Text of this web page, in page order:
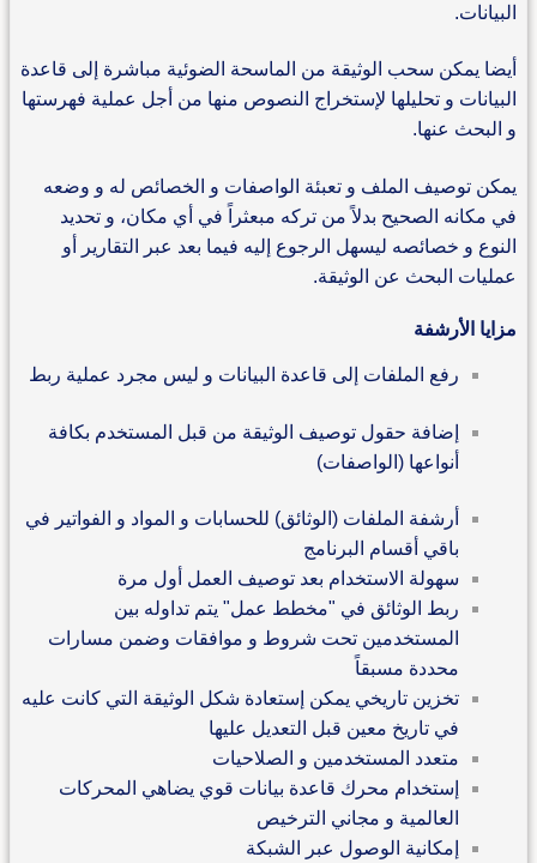
البيانات.
أيضا يمكن سحب الوثيقة من الماسحة الضوئية مباشرة إلى قاعدة
البيانات و تحليلها لإستخراج النصوص منها من أجل عملية فهرستها
و البحث عنها.
يمكن توصيف الملف و تعبئة الواصفات و الخصائص له و وضعه
في مكانه الصحيح بدلاً من تركه مبعثراً في أي مكان، و تحديد
النوع و خصائصه ليسهل الرجوع إليه فيما بعد عبر التقارير أو
عمليات البحث عن الوثيقة.
مزايا الأرشفة
رفع الملفات إلى قاعدة البيانات و ليس مجرد عملية ربط
إضافة حقول توصيف الوثيقة من قبل المستخدم بكافة
أنواعها (الواصفات)
أرشفة الملفات (الوثائق) للحسابات و المواد و الفواتير في
باقي أقسام البرنامج
سهولة الاستخدام بعد توصيف العمل أول مرة
ربط الوثائق في "مخطط عمل" يتم تداوله بين
المستخدمين تحت شروط و موافقات وضمن مسارات
محددة مسبقاً
تخزين تاريخي يمكن إستعادة شكل الوثيقة التي كانت عليه
في تاريخ معين قبل التعديل عليها
متعدد المستخدمين و الصلاحيات
إستخدام محرك قاعدة بيانات قوي يضاهي المحركات
العالمية و مجاني الترخيص
إمكانية الوصول عبر الشبكة